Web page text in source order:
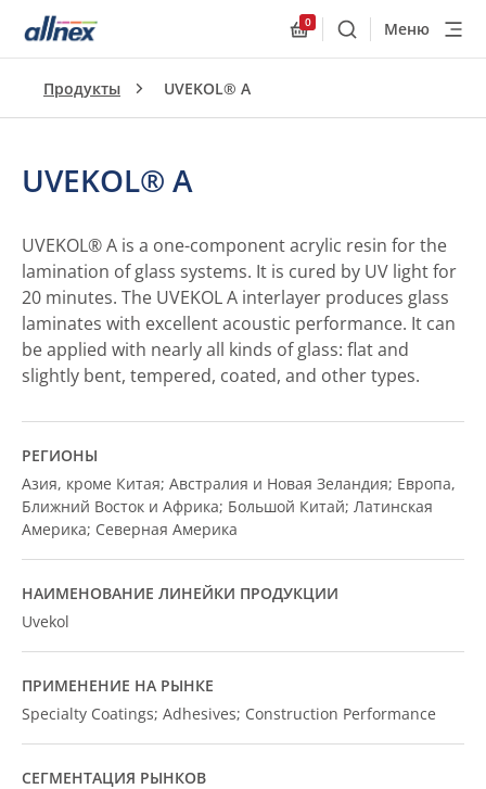
0
ПоискМеню
Продукты UVEKOL® A
UVEKOL® A
UVEKOL® A is a one-component acrylic resin for the
lamination of glass systems. It is cured by UV light for
20 minutes. The UVEKOL A interlayer produces glass
laminates with excellent acoustic performance. It can
be applied with nearly all kinds of glass: flat and
slightly bent, tempered, coated, and other types.
РЕГИОНЫ
Азия, кроме Китая; Австралия и Новая Зеландия; Европа,
Ближний Восток и Африка; Большой Китай; Латинская
Америка; Северная Америка
НАИМЕНОВАНИЕ ЛИНЕЙКИ ПРОДУКЦИИ
Uvekol
ПРИМЕНЕНИЕ НА РЫНКЕ
Specialty Coatings; Adhesives; Construction Performance
СЕГМЕНТАЦИЯ РЫНКОВ